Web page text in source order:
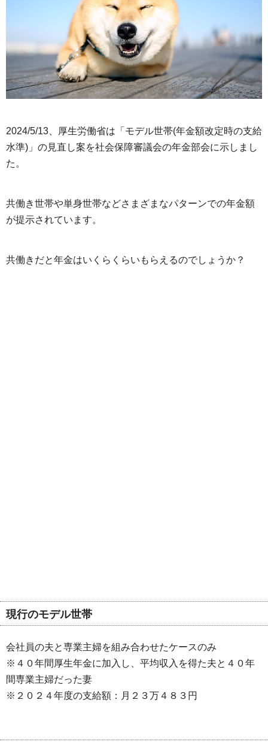
2024/5/13、厚生労働省は「モデル世帯(年金額改定時の支給
水準)」の見直し案を社会保障審議会の年金部会に示しまし
た。
共働き世帯や単身世帯などさまざまなパターンでの年金額
が提示されています。
共働きだと年金はいくらくらいもらえるのでしょうか？
現行のモデル世帯
会社員の夫と専業主婦を組み合わせたケースのみ
※４０年間厚生年金に加入し、平均収入を得た夫と４０年
間専業主婦だった妻
※２０２４年度の支給額：月２３万４８３円